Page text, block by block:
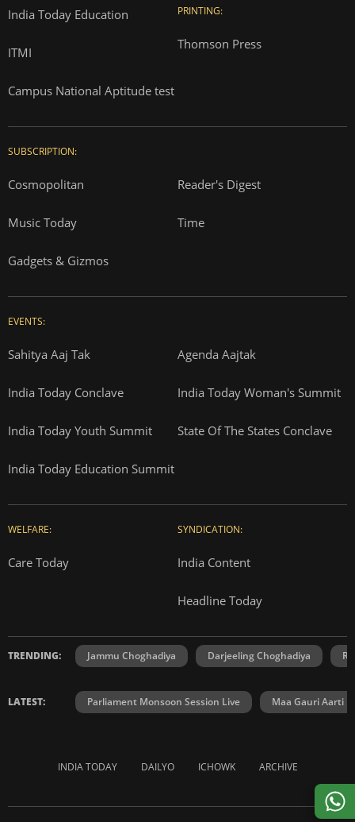
India Today Education
ITMI
Campus National Aptitude test
PRINTING:
Thomson Press
SUBSCRIPTION:
Cosmopolitan Reader's Digest
Music Today Time
Gadgets & Gizmos
EVENTS:
Sahitya Aaj Tak Agenda Aajtak
India Today Conclave India Today Woman's Summit
India Today Youth Summit State Of The States Conclave
India Today Education Summit
WELFARE:
Care Today
SYNDICATION:
India Content
Headline Today
TRENDING: Jammu Choghadiya Darjeeling Choghadiya
LATEST: Parliament Monsoon Session Live Maa Gauri Aarti
INDIA TODAY DAILYO ICHOWK ARCHIVE